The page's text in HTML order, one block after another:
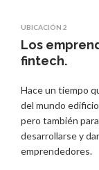
UBICACIÓN 2
Los
fintech.
Hace un tiempo
del mundo
pero también
desarrollarse y
emprendedores.